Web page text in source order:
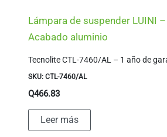
Lámpara de suspender LUINI
Acabado aluminio
Tecnolite CTL-7460/AL – 1 año de
SKU: CTL-7460/AL
Q466.83
Leer más